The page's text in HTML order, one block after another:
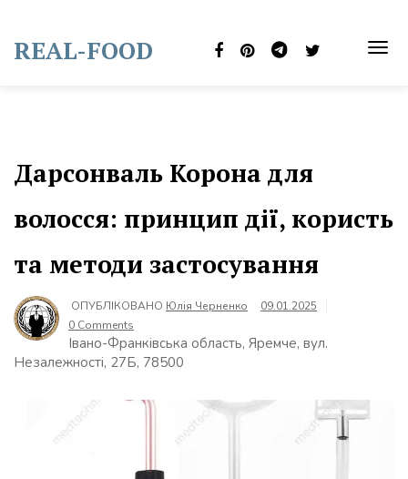
content
REAL-FOOD
Дарсонваль Корона для
волосся: принцип дії, користь
та методи застосування
ОПУБЛІКОВАНО Юлія Черненко
09.01.2025
0 Comments
Івано-Франківська область, Яремче, вул.
Незалежності, 27Б, 78500